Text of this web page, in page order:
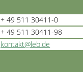
+ 49 511 30411-0
+ 49 511 30411-98
kontakt@leb.de